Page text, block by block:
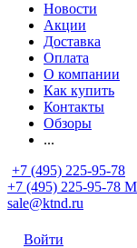
Новости
Акции
Доставка
Оплата
О компании
Как купить
Контакты
Обзоры
...
+7 (495) 225-95-78
+7 (495) 225-95-78
sale@ktnd.ru
Войти